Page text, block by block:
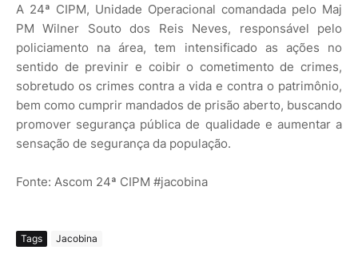
A 24ª CIPM, Unidade Operacional comandada pelo Maj
PM Wilner Souto dos Reis Neves, responsável pelo
policiamento na área, tem intensificado as ações no
sentido de previnir e coibir o cometimento de crimes,
sobretudo os crimes contra a vida e contra o patrimônio,
bem como cumprir mandados de prisão aberto, buscando
promover segurança pública de qualidade e aumentar a
sensação de segurança da população.
Fonte: Ascom 24ª CIPM #jacobina
Tags Jacobina